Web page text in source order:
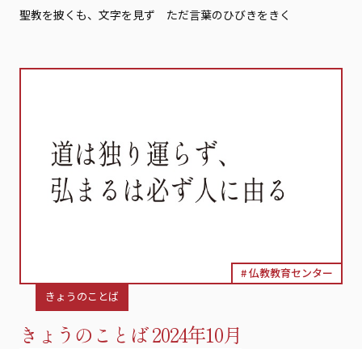
聖教を披くも、文字を見ず ただ言葉のひびきをきく
仏教教育センター
きょうのことば
きょうのことば 2024年10月